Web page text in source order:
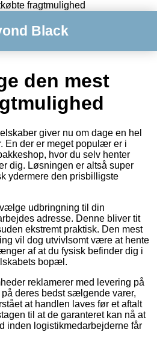
fragtmulighed
Black
den mest
giver nu om dage en hel
En der er meget populær er i
hvor du selv henter
dig. Løsningen er altså super
ydermere den prisbilligste
udbringning til din
adresse. Denne bliver tit
ekstremt praktisk. Den mest
vil dog utvivlsomt være at hente
af at du fysisk befinder dig i
bopæl.
reklamerer med levering på
deres bedst sælgende varer,
at handlen laves før et aftalt
til at de garanteret kan nå at
inden logistikmedarbejderne får